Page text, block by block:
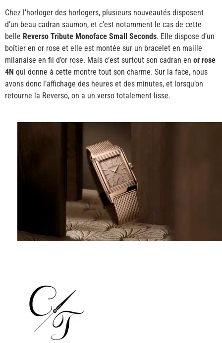
Chez l’horloger des horlogers, plusieurs nouveautés disposent
d’un beau cadran saumon, et c’est notamment le cas de cette
belle Reverso Tribute Monoface Small Seconds. Elle dispose d’un
boîtier en or rose et elle est montée sur un bracelet en maille
milanaise en fil d’or rose. Mais c’est surtout son cadran en or rose
4N qui donne à cette montre tout son charme. Sur la face, nous
avons donc l’affichage des heures et des minutes, et lorsqu’on
retourne la Reverso, on a un verso totalement lisse.